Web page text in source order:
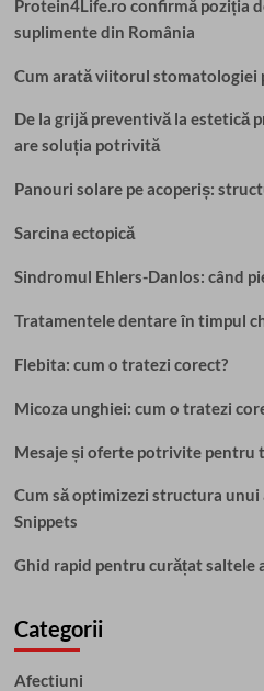
Protein4Life.ro confirmă poziția
suplimente din România
Cum arată viitorul stomatologiei
De la grijă preventivă la estetică
are soluția potrivită
Panouri solare pe acoperiș:
Sarcina ectopică
Sindromul Ehlers-Danlos: când
Tratamentele dentare în timpul
Flebita: cum o tratezi corect?
Micoza unghiei: cum o tratezi
Mesaje și oferte potrivite pentru
Cum să optimizezi structura
Snippets
Ghid rapid pentru curățat saltele
Categorii
Afectiuni